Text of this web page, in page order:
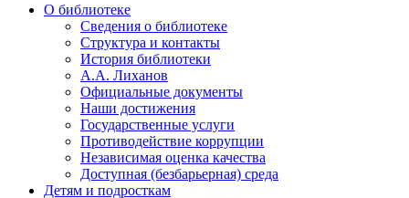
О библиотеке
Сведения о библиотеке
Структура и контакты
История библиотеки
А.А. Лиханов
Официальные документы
Наши достижения
Государственные услуги
Противодействие коррупции
Независимая оценка качества
Доступная (безбарьерная) среда
Детям и подросткам